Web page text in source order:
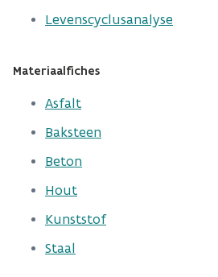
Levenscyclusanalyse
Materiaalfiches
Asfalt
Baksteen
Beton
Hout
Kunststof
Staal